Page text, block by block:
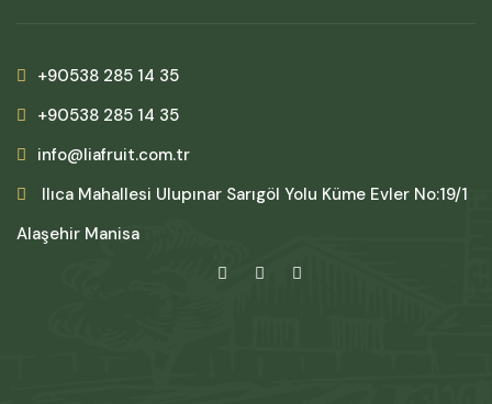
+90538 285 14 35
+90538 285 14 35
info@liafruit.com.tr
Ilıca Mahallesi Ulupınar Sarıgöl Yolu Küme Evler No:19/1
Alaşehir Manisa